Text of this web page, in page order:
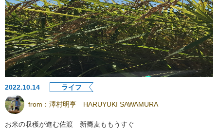
2022.10.14 ライフ
from： 澤村明亨 HARUYUKI SAWAMURA
お米の収穫が進む佐渡 新蕎麦ももうすぐ